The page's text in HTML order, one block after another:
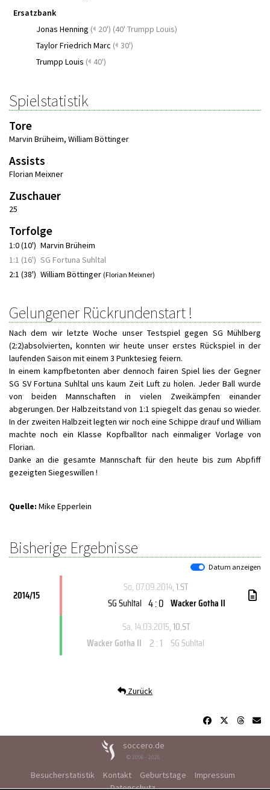
Ersatzbank
Jonas Henning ( 20') (40' Trumpp Louis)
Taylor Friedrich Marc ( 30')
Trumpp Louis ( 40')
Spielstatistik
Tore
Marvin Brüheim, William Böttinger
Assists
Florian Meixner
Zuschauer
25
Torfolge
1:0 (10') Marvin Brüheim
1:1 (16') SG Fortuna Suhltal
2:1 (38') William Böttinger (Florian Meixner)
Gelungener Rückrundenstart !
Nach dem wir letzte Woche unser Testspiel gegen SG Mühlberg
(2:2)absolvierten, konnten wir heute unser erstes Rückspiel in der
laufenden Saison mit einem 3 Punktesieg feiern.
In einem kampfbetonten aber dennoch fairen Spiel lies der Gegner
SG SV Fortuna Suhltal uns kaum Zeit Luft zu holen. Jeder Ball wurde
von beiden Mannschaften in vielen Zweikämpfen einander
abgerungen. Der Halbzeitstand von 1:1 spiegelt das genau so wieder.
In der zweiten Halbzeit legten wir noch eine Schippe drauf und William
machte noch ein Klasse Kopfballtor nach einmaliger Vorlage von
Florian.
Danke an die gesamte Mannschaft für den heute bis zum Abpfiff
gezeigten Siegeswillen !
Quelle: Mike Epperlein
Bisherige Ergebnisse
Datum anzeigen
2014/15
So, 07.09.2014, 1.ST
SG Suhltal 4 : 0 Wacker Gotha II
Sa, 14.03.2015, 10.ST
Wacker Gotha II 2 : 1 SG Suhltal
Zurück
soccero.de
© 2006 - 2026
Besucherstatistik Kontakt Geburtstage
Impressum
Datenschutz